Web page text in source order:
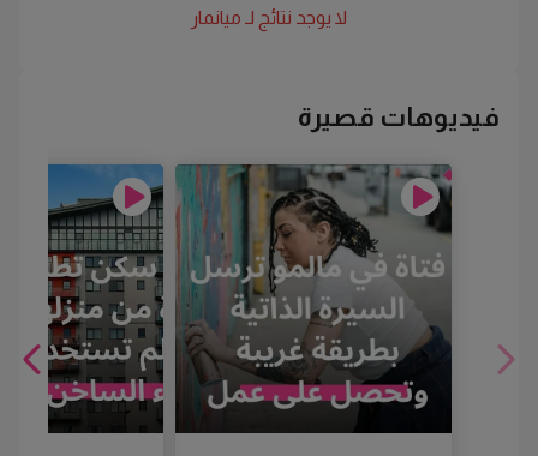
لا يوجد نتائج لـ ميانمار
فيديوهات قصيرة